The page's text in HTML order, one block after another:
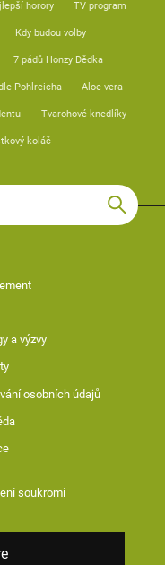
horory TV program
Kdy budou volby
7 pádů Honzy Dědka
Pohlreicha Aloe vera
Tvarohové knedlíky
koláč
a výzvy
osobních údajů
soukromí